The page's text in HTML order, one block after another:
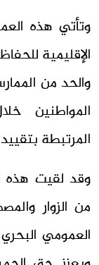
وتأتي هذه
الإقليمية
والحد من
المواطنين
المرتبطة
وقد لقيت هذه
من الزوار
العمومي